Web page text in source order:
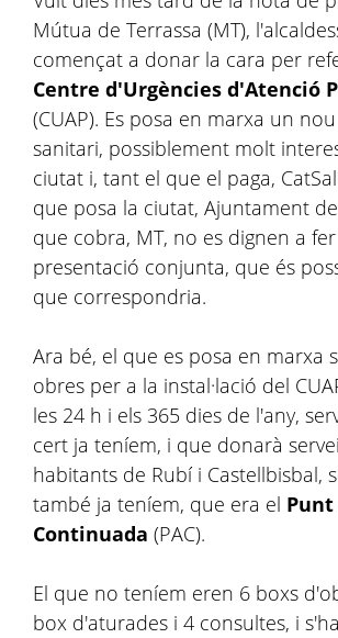
Mútua de Terrassa (MT),
començat a donar la cara per
Centre d'Urgències d'Atenció
(CUAP). Es posa en marxa un
sanitari, possiblement molt
ciutat i, tant el que el paga,
que posa la ciutat, Ajuntament
que cobra, MT, no es dignen a
presentació conjunta, que és
que correspondria.
Ara bé, el que es posa en marxa
obres per a la instal·lació del
les 24 h i els 365 dies de l'any,
cert ja teníem, i que donarà
habitants de Rubí i Castellbisbal,
també ja teníem, que era el
Continuada (PAC).
El que no teníem eren 6 boxs
box d'aturades i 4 consultes, i